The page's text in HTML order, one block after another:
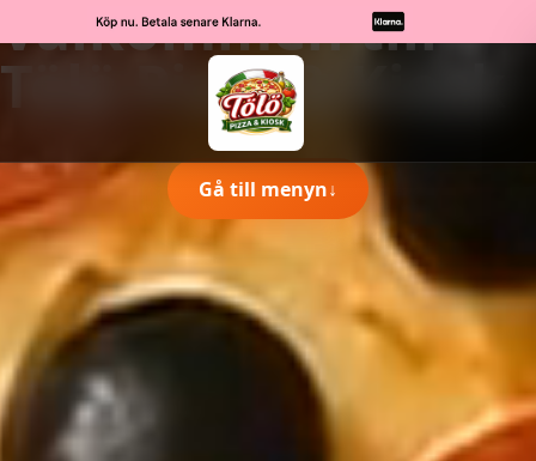
Välkommen till
Tölö Pizza & Kiosk
Gå till menyn↓